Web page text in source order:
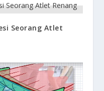
Seorang Atlet